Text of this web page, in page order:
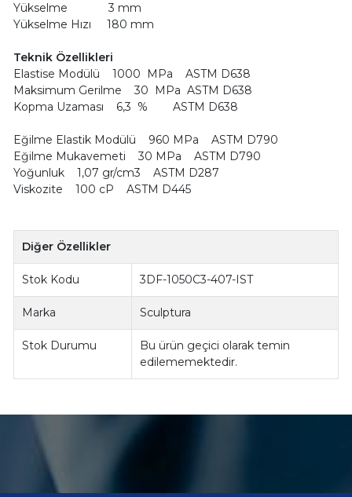
Yükselme 3 mm
Yükselme Hızı 180 mm
Teknik Özellikleri
Elastise Modülü 1000 MPa ASTM D638
Maksimum Gerilme 30 MPa ASTM D638
Kopma Uzaması 6,3 % ASTM D638
Eğilme Elastik Modülü 960 MPa ASTM D790
Eğilme Mukavemeti 30 MPa ASTM D790
Yoğunluk 1,07 gr/cm3 ASTM D287
Viskozite 100 cP ASTM D445
Diğer Özellikler
Stok Kodu 3DF-1050C3-407-IST
Marka Sculptura
Stok Durumu
Bu ürün geçici olarak temin
edilememektedir.